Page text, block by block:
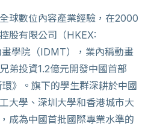
球數位內容產業經驗，在2000
股有限公司（HKEX:
學院（IDMT），業內稱動畫
弟投資1.2億元開發中國首部
》。旗下的學生群深耕於中國
大學、深圳大學和香港城市大
成為中國首批國際專業水準的